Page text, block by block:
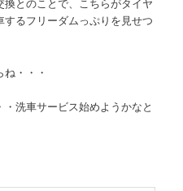
換とのことで、こちらがタイヤ
るフリーダムっぷりを見せつ
・・・
洗車サービス始めようかなと